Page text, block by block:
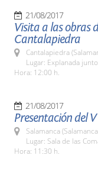
21/08/2017
Visita a las obras
Cantalapiedra
Cantalapiedra
Lugar: Explanada
Hora: 12:00 h.
21/08/2017
Presentación del
Salamanca
Lugar: Sala de las
Hora: 11:30 h.